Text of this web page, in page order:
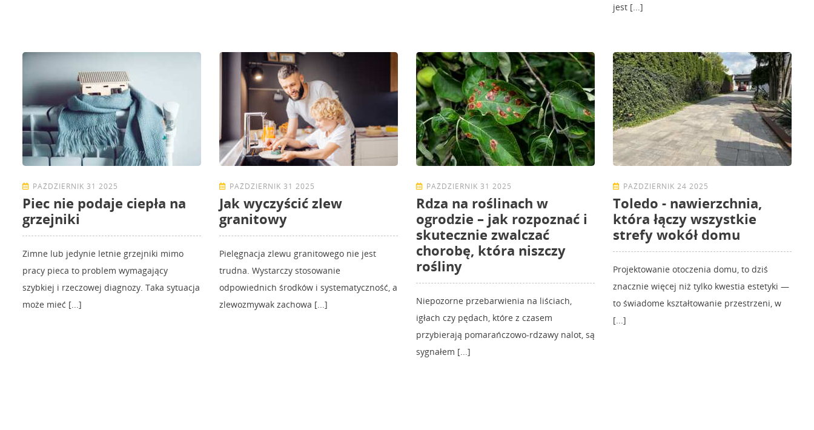
jest [...]
PAŹDZIERNIK 31 2025
Piec nie podaje ciepła na
grzejniki
Zimne lub jedynie letnie grzejniki mimo
pracy pieca to problem wymagający
szybkiej i rzeczowej diagnozy. Taka sytuacja
może mieć [...]
PAŹDZIERNIK 31 2025
Jak wyczyścić zlew
granitowy
Pielęgnacja zlewu granitowego nie jest
trudna. Wystarczy stosowanie
odpowiednich środków i systematyczność, a
zlewozmywak zachowa [...]
PAŹDZIERNIK 31 2025
Rdza na roślinach w
ogrodzie – jak rozpoznać i
skutecznie zwalczać
chorobę, która niszczy
rośliny
Niepozorne przebarwienia na liściach,
igłach czy pędach, które z czasem
przybierają pomarańczowo-rdzawy nalot, są
sygnałem [...]
PAŹDZIERNIK 24 2025
Toledo - nawierzchnia,
która łączy wszystkie
strefy wokół domu
Projektowanie otoczenia domu, to dziś
znacznie więcej niż tylko kwestia estetyki —
to świadome kształtowanie przestrzeni, w
[...]